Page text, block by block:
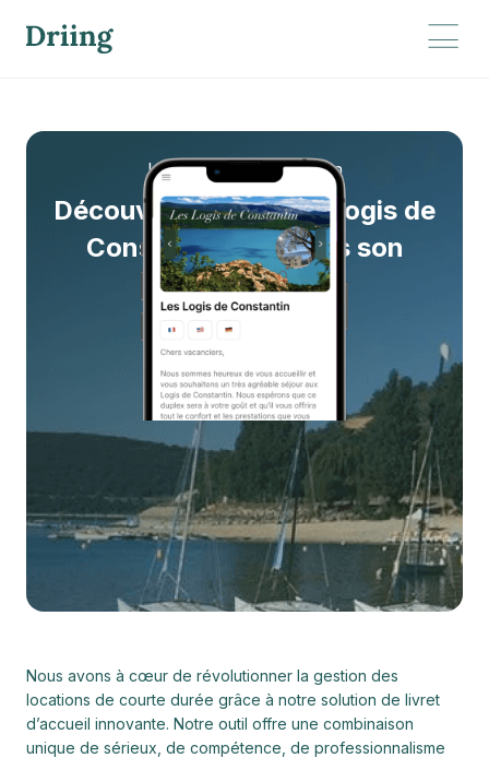
Les Logis de Constantin
Découvrez le cas Les Logis de
Constantin à travers son
livret d’accueil
Nous avons à cœur de révolutionner la gestion des
locations de courte durée grâce à notre solution de livret
d’accueil innovante. Notre outil offre une combinaison
unique de sérieux, de compétence, de professionnalisme